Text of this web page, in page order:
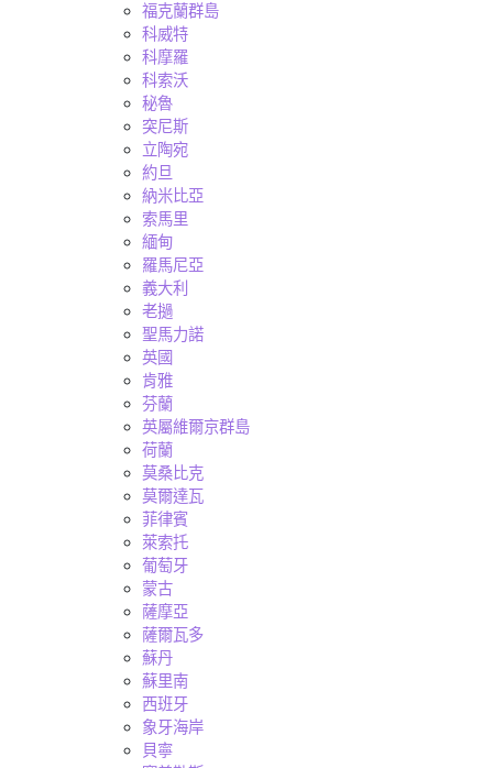
福克蘭群島
科威特
科摩羅
科索沃
秘魯
突尼斯
立陶宛
約旦
納米比亞
索馬里
緬甸
羅馬尼亞
義大利
老撾
聖馬力諾
英國
肯雅
芬蘭
英屬維爾京群島
荷蘭
莫桑比克
莫爾達瓦
菲律賓
萊索托
葡萄牙
蒙古
薩摩亞
薩爾瓦多
蘇丹
蘇里南
西班牙
象牙海岸
貝寧